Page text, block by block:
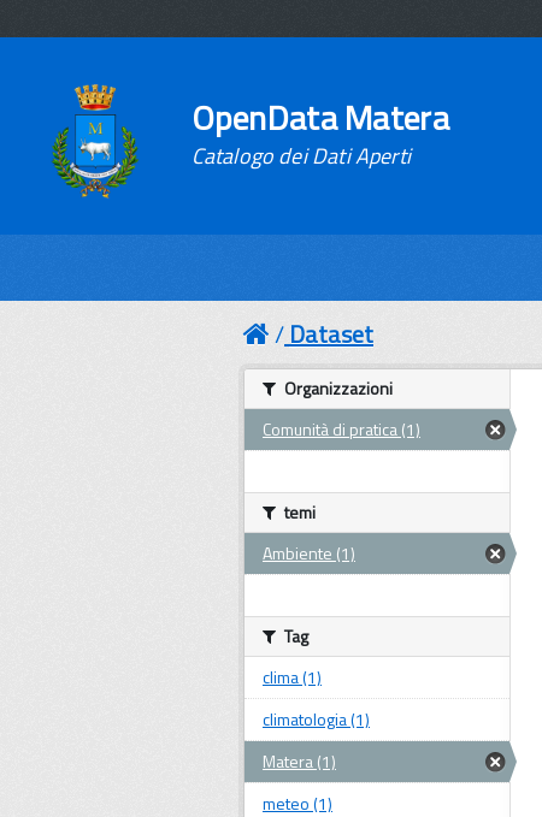
OpenData Matera
Catalogo dei Dati Aperti
Dataset
Organizzazioni
Comunità di pratica (1)
temi
Ambiente (1)
Tag
clima (1)
climatologia (1)
Matera (1)
meteo (1)